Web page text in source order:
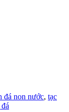
đá non nước, tạc